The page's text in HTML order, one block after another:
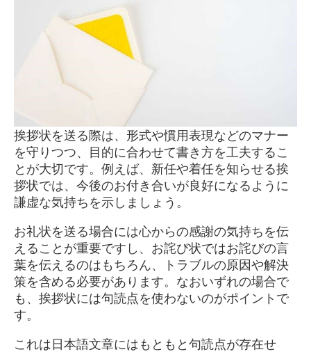
挨拶状を送る際は、形式や慣用表現などのマナー
を守りつつ、目的に合わせて書き方を工夫するこ
とが大切です。例えば、新任や着任を知らせる挨
拶状では、今後のお付き合いが良好になるように
謙虚な気持ちを示しましょう。
お礼状を送る場合には心からの感謝の気持ちを伝
えることが重要ですし、お詫び状ではお詫びの言
葉を伝えるのはもちろん、トラブルの原因や解決
策を含める必要があります。なおいずれの場合で
も、挨拶状には句読点を使わないのがポイントで
す。
これは日本語文章にはもともと句読点が存在せ